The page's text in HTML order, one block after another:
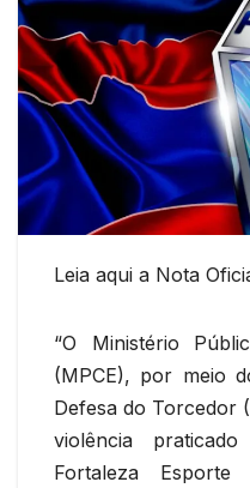
Leia aqui a Nota
“O Ministério
(MPCE), por meio
Defesa do Torcedor
violência
Fortaleza